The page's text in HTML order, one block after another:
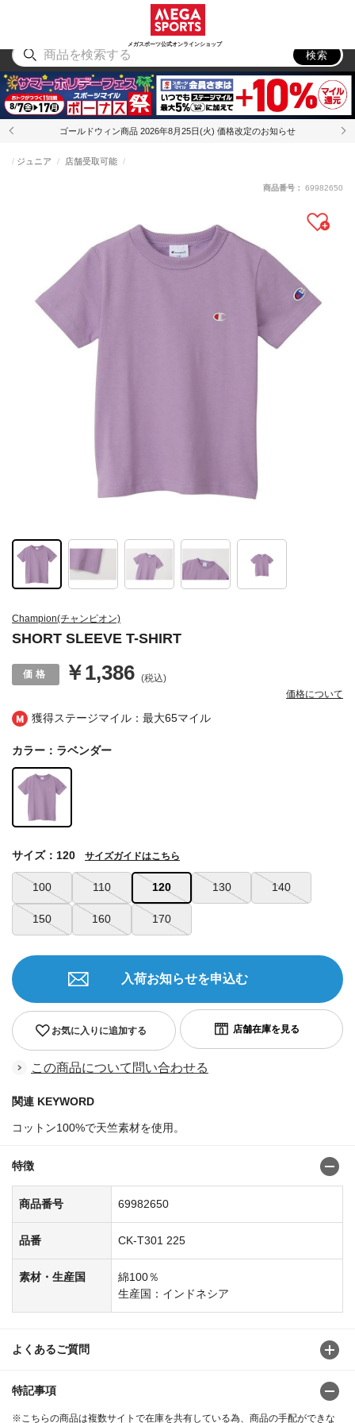
メガスポーツ公式オンラインショップ
アウトドア
検索
ゴールドウィン商品 2026年8月25日(火) 価格改定のお知らせ
獲得ステージマイル：最大65マイル
Champion(チャンピオン)
SHORT SLEEVE T-SHIRT
ジュニア 店舗受取可能
￥1,386 (税込)
価格について
商品番号： 69982650
カラー：ラベンダー
100 110 120 130 140
150 160 170
サイズ：120 サイズガイドはこちら
お気に入りに追加する
入荷お知らせを申込む
この商品について問い合わせる
関連 KEYWORD
コットン100%で天竺素材を使用。
特徴
商品番号 69982650
品番 CK-T301 225
素材・生産国
綿100％
生産国：インドネシア
よくあるご質問
特記事項
※こちらの商品は複数サイトで在庫を共有している為、商品の手配ができな